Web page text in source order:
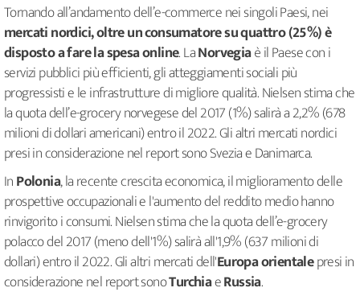
Tornando all’andamento dell’e-commerce nei singoli Paesi, nei
mercati nordici, oltre un consumatore su quattro (25%) è
disposto a fare la spesa online. LaNorvegiaè il Paese con i
servizi pubblici più efficienti, gli atteggiamenti sociali più
progressisti e le infrastrutture di migliore qualità. Nielsen stima che
la quota dell’e-grocery norvegese del 2017 (1%) salirà a 2,2% (678
milioni di dollari americani) entro il 2022. Gli altri mercati nordici
presi in considerazione nel report sono Svezia e Danimarca.
InPolonia, la recente crescita economica, il miglioramento delle
prospettive occupazionali e l'aumento del reddito medio hanno
rinvigorito i consumi. Nielsen stima che la quota dell’e-grocery
polacco del 2017 (meno dell'1%) salirà all'1,9% (637 milioni di
dollari) entro il 2022. Gli altri mercati dell'Europa orientalepresi in
considerazione nel report sonoTurchiaeRussia.